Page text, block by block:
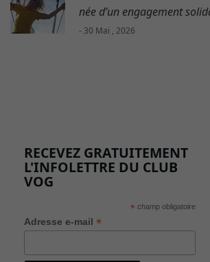
née d’un engagement
- 30 Mai , 2026
RECEVEZ GRATUITEMENT
L'INFOLETTRE DU CLUB
VOG
* champ obligatoire
Adresse e-mail *